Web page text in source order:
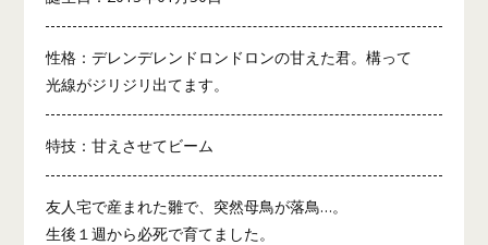
性格：デレンデレンドロンドロンの甘えた君。構って
光線がジリジリ出てます。
特技：甘えさせてビーム
友人宅で産まれた雛で、突然母鳥が落鳥…。
生後１週から必死で育てました。